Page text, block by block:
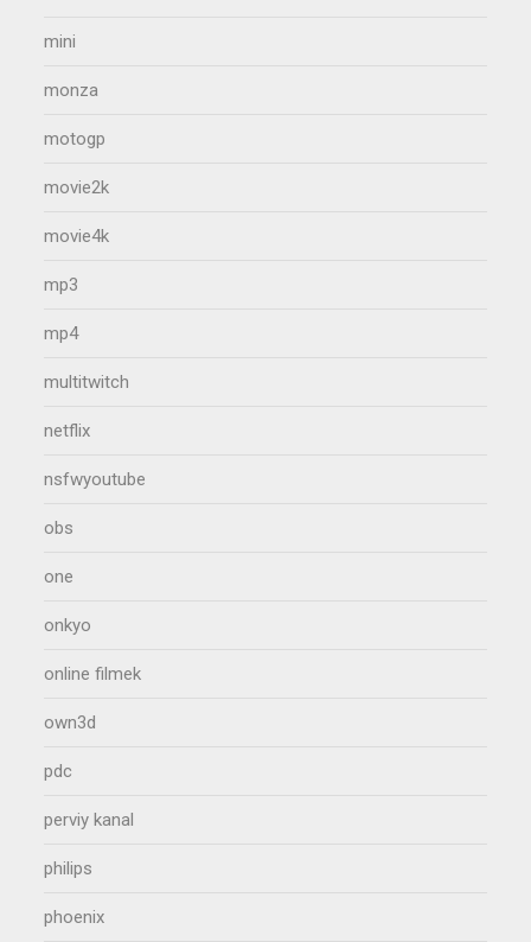
mini
monza
motogp
movie2k
movie4k
mp3
mp4
multitwitch
netflix
nsfwyoutube
obs
one
onkyo
online filmek
own3d
pdc
perviy kanal
philips
phoenix